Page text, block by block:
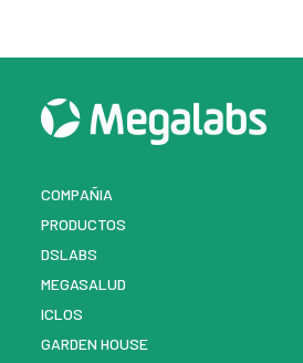
COMPAÑIA
PRODUCTOS
DSLABS
MEGASALUD
ICLOS
GARDEN HOUSE